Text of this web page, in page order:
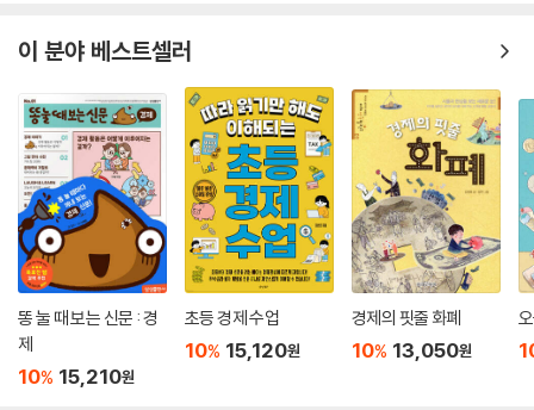
이 분야 베스트셀러
똥 눌 때 보는 신문 : 경
제
10% 15,210원
초등 경제 수업
10% 15,120원
경제의 핏줄 화폐
10% 13,050원